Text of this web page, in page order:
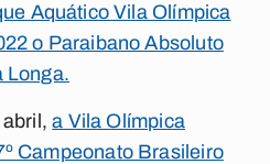
Aquático Vila Olímpica
o Paraibano Absoluto
Longa.
abril,a Vila Olímpica
Campeonato Brasileiro